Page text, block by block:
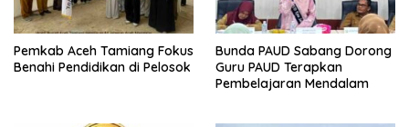
Pemkab Aceh Tamiang Fokus
Benahi Pendidikan di Pelosok
Bunda PAUD Sabang Dorong
Guru PAUD Terapkan
Pembelajaran Mendalam